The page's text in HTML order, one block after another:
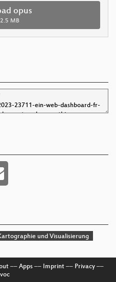
opus
MB
und Visualisierung
–– Apps–– Imprint–– Privacy––